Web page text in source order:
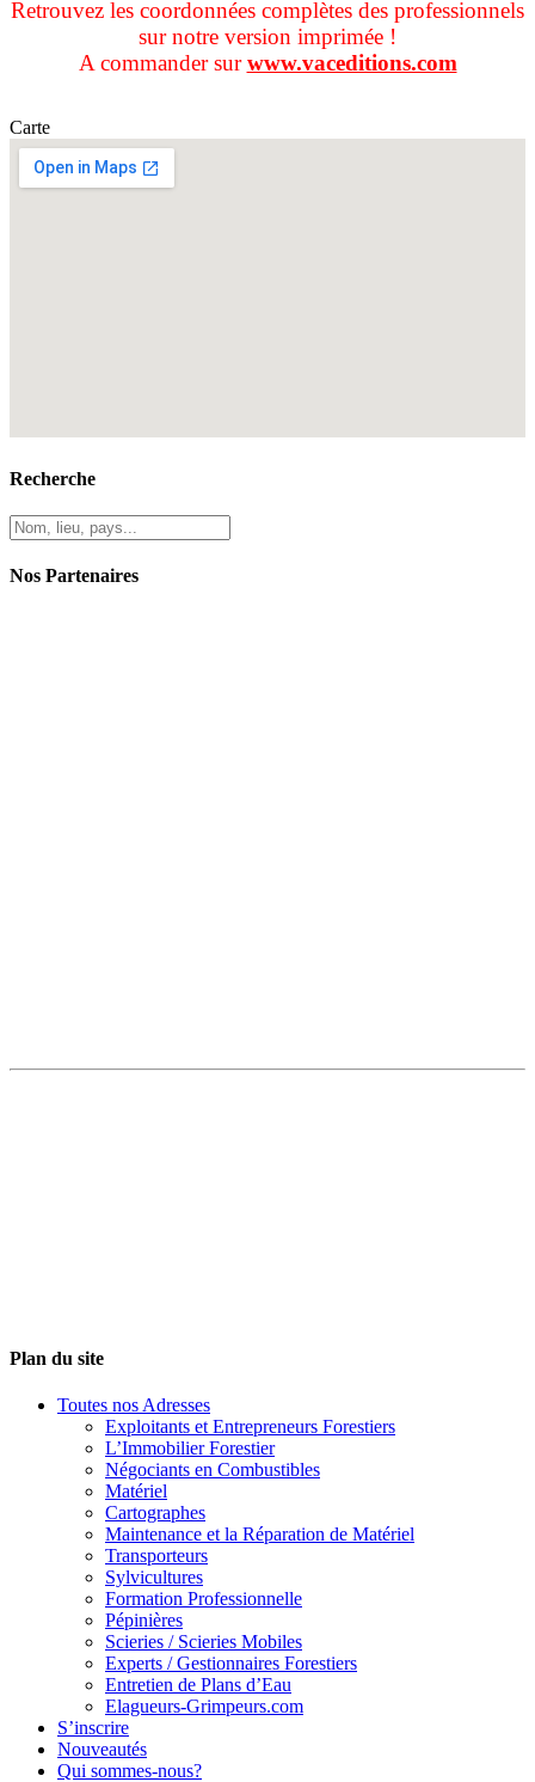
Retrouvez les coordonnées complètes des professionnels
sur notre version imprimée !
A commander surwww.vaceditions.com
Carte
Recherche
Nos Partenaires
Plan du site
Toutes nos Adresses
Exploitants et Entrepreneurs Forestiers
L’Immobilier Forestier
Négociants en Combustibles
Matériel
Cartographes
Maintenance et la Réparation de Matériel
Transporteurs
Sylvicultures
Formation Professionnelle
Pépinières
Scieries / Scieries Mobiles
Experts / Gestionnaires Forestiers
Entretien de Plans d’Eau
Elagueurs-Grimpeurs.com
S’inscrire
Nouveautés
Qui sommes-nous?